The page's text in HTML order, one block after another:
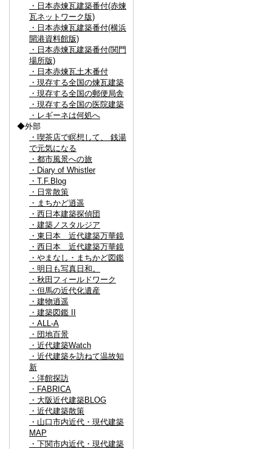
・日本赤煉瓦建築番付(赤煉
瓦ネットワーク版)
・日本赤煉瓦建築番付(横浜
開港資料館版)
・日本赤煉瓦建築番付(関門
場所版)
・日本赤煉瓦土木番付
・現存する全国の煉瓦建築
・現存する全国の郵便局舎
・現存する全国の医院建築
・レギーネは何処へ
◆外部
・喫茶店で瞑想して、 銭湯
で元気になる
・都市風景への旅
・Diary of Whistler
・T.F.Blog
・日常散策
・まちかど逍遥
・西日本建築探偵団
・建築ノスタルジア
・東日本 近代建築万華鏡
・西日本 近代建築万華鏡
・やまなし・まちかど図鑑
・明日も写真日和。
・秋田フィールドワーク
・但馬の近代化遺産
・建物逍遥
・建築図鑑 II
・ALL-A
・団地百景
・近代建築Watch
・近代建築を訪ねて温故知
新
・洋館探訪
・FABRICA
・大阪近代建築BLOG
・近代建築散策
・山口市内近代・現代建築
MAP
・下関市内近代・現代建築